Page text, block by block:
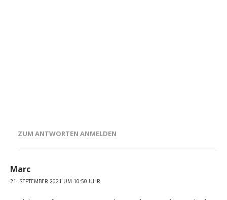
ZUM ANTWORTEN ANMELDEN
Marc
21. SEPTEMBER 2021 UM 10:50 UHR